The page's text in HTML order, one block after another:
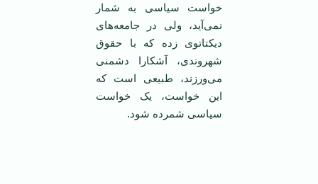
خواست سیاسی به شمار
نمی‌آید، ولی در جامعه‌های
دیکتاتوی زده که با حقوق
شهروندی، آشکارا دشمنی
می‌ورزند، طبیعی است که
این خواست، یک خواست
سیاسی شمرده شود.